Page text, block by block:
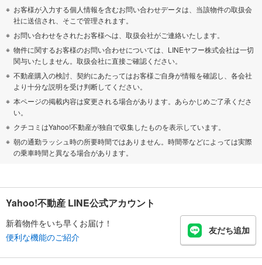
お客様が入力する個人情報を含むお問い合わせデータは、当該物件の取扱会
社に送信され、そこで管理されます。
お問い合わせをされたお客様へは、取扱会社がご連絡いたします。
物件に関するお客様のお問い合わせについては、LINEヤフー株式会社は一切
関与いたしません。取扱会社に直接ご確認ください。
不動産購入の検討、契約にあたってはお客様ご自身が情報を確認し、各会社
より十分な説明を受け判断してください。
本ページの掲載内容は変更される場合があります。あらかじめご了承くださ
い。
クチコミはYahoo!不動産が独自で収集したものを表示しています。
朝の通勤ラッシュ時の所要時間ではありません。時間帯などによっては実際
の乗車時間と異なる場合があります。
Yahoo!不動産 LINE公式アカウント
新着物件をいち早くお届け！
便利な機能のご紹介
友だち追加